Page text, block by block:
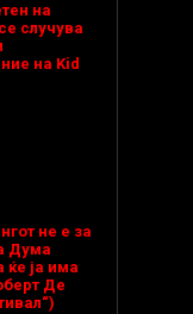
на
случува
на Kid
не е за
Дума
ќе ја има
Де